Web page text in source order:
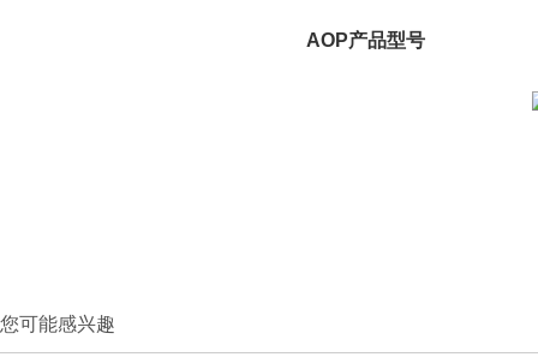
AOP产品型号
您可能感兴趣